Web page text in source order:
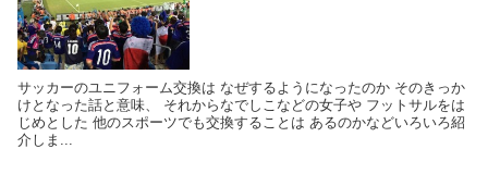
サッカーのユニフォーム交換は なぜするようになったのか そのきっか
けとなった話と意味、 それからなでしこなどの女子や フットサルをは
じめとした 他のスポーツでも交換することは あるのかなどいろいろ紹
介しま...